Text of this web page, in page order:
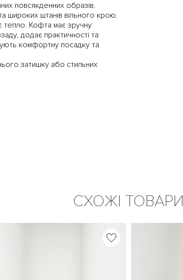
повсякденних образів.
широких штанів вільного крою.
тепло. Кофта має зручну
додає практичності та
комфортну посадку та
затишку або стильних
СХОЖІ ТОВАРИ